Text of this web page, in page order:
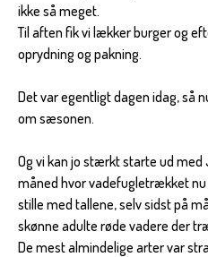
ikke så meget.
Til aften fik vi lækker burger og
oprydning og pakning.
Det var egentligt dagen idag, så
om sæsonen.
Og vi kan jo stærkt starte ud med
måned hvor vadefugletrækket
stille med tallene, selv sidst på
skønne adulte røde vadere der
De mest almindelige arter var